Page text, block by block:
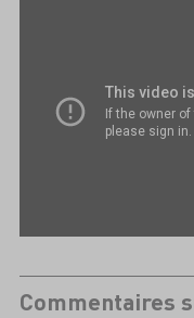
Commentaires